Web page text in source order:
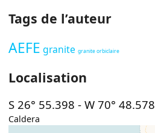
Tags de l’auteur
AEFE granite granite orbiclaire
Localisation
S 26° 55.398 -W 70° 48.578
Caldera